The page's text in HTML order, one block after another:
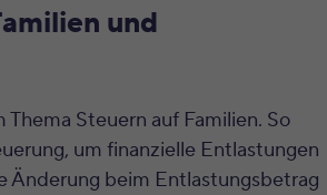
und
Steuern auf Familien. So
um finanzielle Entlastungen
Änderung beim Entlastungsbetrag